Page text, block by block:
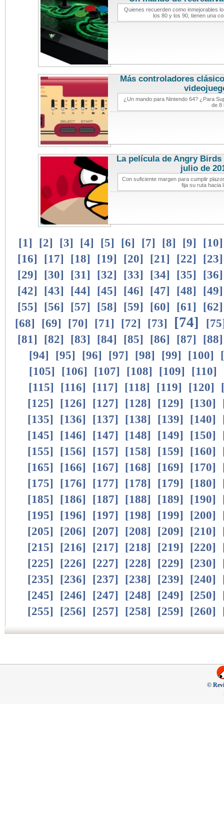
Quienes recuerden como inmejorables
los 80 y los 90, tienen una
Más controladores
¿Un mando para Nintendo 64? ¿Para
de 8
La película de Angry
julio de
Con suficiente margen para cumplir
fija su ruta hacia
[1] [2] [3] [4] [5] [6] [7] [8] [9] [10
[16] [17] [18] [19] [20] [21] [22] [23
[29] [30] [31] [32] [33] [34] [35] [36
[42] [43] [44] [45] [46] [47] [48] [49
[55] [56] [57] [58] [59] [60] [61] [62
[68] [69] [70] [71] [72] [73] [74] [75
[81] [82] [83] [84] [85] [86] [87] [88
[94] [95] [96] [97] [98] [99] [100]
[
[105] [106] [107] [108] [109] [110]
[115] [116] [117] [118] [119] [120]
[125] [126] [127] [128] [129] [130]
[135] [136] [137] [138] [139] [140]
[145] [146] [147] [148] [149] [150]
[155] [156] [157] [158] [159] [160]
[165] [166] [167] [168] [169] [170]
[175] [176] [177] [178] [179] [180]
[185] [186] [187] [188] [189] [190]
[195] [196] [197] [198] [199] [200]
[205] [206] [207] [208] [209] [210]
[215] [216] [217] [218] [219] [220]
[225] [226] [227] [228] [229] [230]
[235] [236] [237] [238] [239] [240]
[245] [246] [247] [248] [249] [250]
[255] [256] [257] [258] [259] [260]
©